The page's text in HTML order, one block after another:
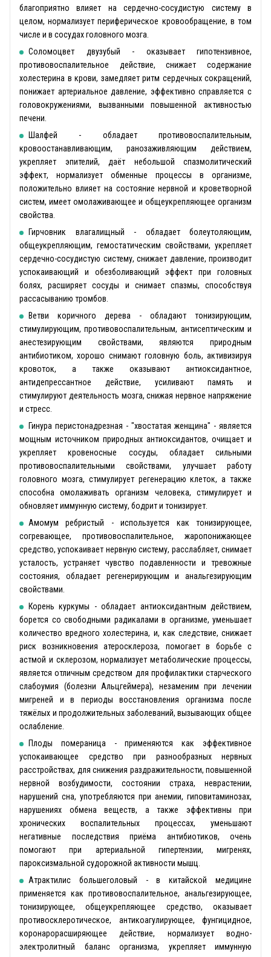
благоприятно влияет на сердечно-сосудистую систему в
целом, нормализует периферическое кровообращение, в том
числе и в сосудах головного мозга.
Соломоцвет двузубый - оказывает гипотензивное,
противовоспалительное действие, снижает содержание
холестерина в крови, замедляет ритм сердечных сокращений,
понижает артериальное давление, эффективно справляется с
головокружениями, вызванными повышенной активностью
печени.
Шалфей - обладает противовоспалительным,
кровоостанавливающим, ранозаживляющим действием,
укрепляет эпителий, даёт небольшой спазмолитический
эффект, нормализует обменные процессы в организме,
положительно влияет на состояние нервной и кроветворной
систем, имеет омолаживающее и общеукрепляющее организм
свойства.
Гирчовник влагалищный - обладает болеутоляющим,
общеукрепляющим, гемостатическим свойствами, укрепляет
сердечно-сосудистую систему, снижает давление, производит
успокаивающий и обезболивающий эффект при головных
болях, расширяет сосуды и снимает спазмы, способствуя
рассасыванию тромбов.
Ветви коричного дерева - обладают тонизирующим,
стимулирующим, противовоспалительным, антисептическим и
анестезирующим свойствами, являются природным
антибиотиком, хорошо снимают головную боль, активизируя
кровоток, а также оказывают антиоксидантное,
антидепрессантное действие, усиливают память и
стимулируют деятельность мозга, снижая нервное напряжение
и стресс.
Гинура перистонадрезная - "хвостатая женщина" - является
мощным источником природных антиоксидантов, очищает и
укрепляет кровеносные сосуды, обладает сильными
противовоспалительными свойствами, улучшает работу
головного мозга, стимулирует регенерацию клеток, а также
способна омолаживать организм человека, стимулирует и
обновляет иммунную систему, бодрит и тонизирует.
Амомум ребристый - используется как тонизирующее,
согревающее, противовоспалительное, жаропонижающее
средство, успокаивает нервную систему, расслабляет, снимает
усталость, устраняет чувство подавленности и тревожные
состояния, обладает регенерирующим и анальгезирующим
свойствами.
Корень куркумы - обладает антиоксидантным действием,
борется со свободными радикалами в организме, уменьшает
количество вредного холестерина, и, как следствие, снижает
риск возникновения атеросклероза, помогает в борьбе с
астмой и склерозом, нормализует метаболические процессы,
является отличным средством для профилактики старческого
слабоумия (болезни Альцгеймера), незаменим при лечении
мигреней и в периоды восстановления организма после
тяжёлых и продолжительных заболеваний, вызывающих общее
ослабление.
Плоды помераница - применяются как эффективное
успокаивающее средство при разнообразных нервных
расстройствах, для снижения раздражительности, повышенной
нервной возбудимости, состоянии страха, неврастении,
нарушений сна, употребляются при анемии, гиповитаминозах,
нарушениях обмена веществ, а также эффективны при
хронических воспалительных процессах, уменьшают
негативные последствия приёма антибиотиков, очень
помогают при артериальной гипертензии, мигренях,
пароксизмальной судорожной активности мышц.
Атрактилис большеголовый - в китайской медицине
применяется как противовоспалительное, анальгезирующее,
тонизирующее, общеукрепляющее средство, оказывает
противосклеротическое, антикоагулирующее, фунгицидное,
коронарорасширяющее действие, нормализует водно-
электролитный баланс организма, укрепляет иммунную